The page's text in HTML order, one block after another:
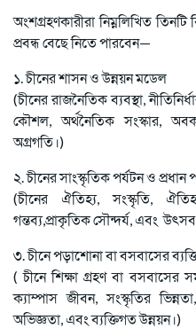
অংশগ্রহণকারীরা নিম্নলিখিত
প্রবন্ধ বেছে নিতে পারবেন—
১. চীনের শাসন ও উন্নয়ন মডেল
(চীনের রাজনৈতিক ব্যবস্থা,
কৌশল, অর্থনৈতিক সংস্কার,
অগ্রগতি।)
২. চীনের সাংস্কৃতিক পর্যটন ও প্রধান
(চীনের ঐতিহ্য, সংস্কৃতি,
গন্তব্য,প্রাকৃতিক সৌন্দর্য, এবং
৩. চীনে পড়াশোনা বা বসবাসের
( চীনে শিক্ষা গ্রহণ বা বসবাসের
ক্যাম্পাস জীবন, সংস্কৃতির
অভিজ্ঞতা, এবং ব্যক্তিগত উন্নয়ন।)